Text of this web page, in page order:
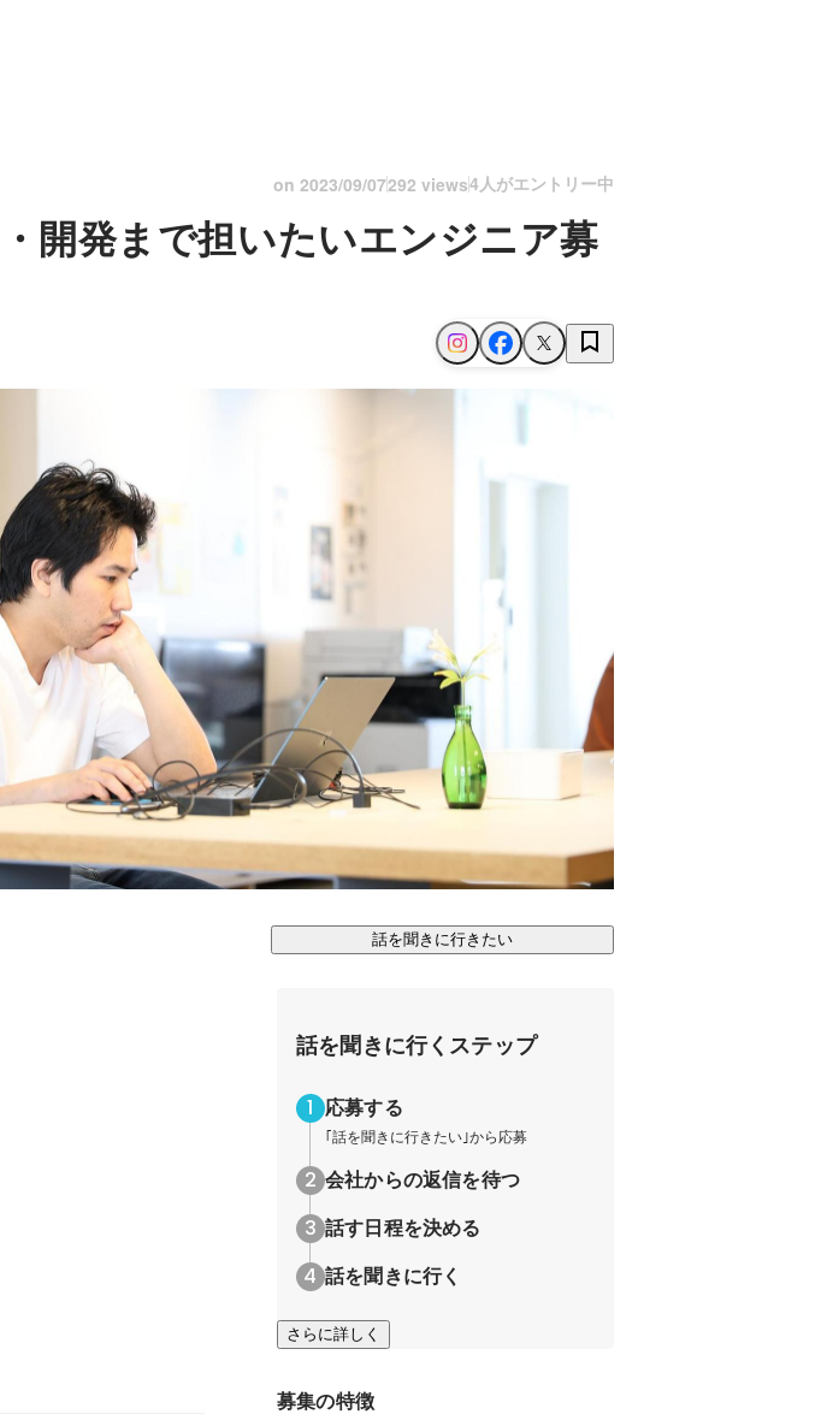
on 2023/09/07292 views4人がエントリー中
発まで担いたいエンジニア募
話を聞きに行きたい
話を聞きに行くステップ
応募する
｢話を聞きに行きたい｣から応募
会社からの返信を待つ
話す日程を決める
話を聞きに行く
さらに詳しく
募集の特徴